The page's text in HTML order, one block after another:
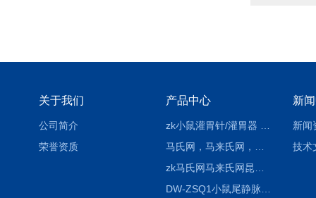
关于我们
公司简介
荣誉资质
产品中心 新
新闻
技术